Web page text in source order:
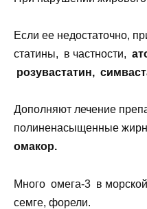
Если ее недостаточно,
статины, в частности,
розувастатин,
Дополняют лечение
полиненасыщенные
омакор.
Много омега-3 в
семге, форели.